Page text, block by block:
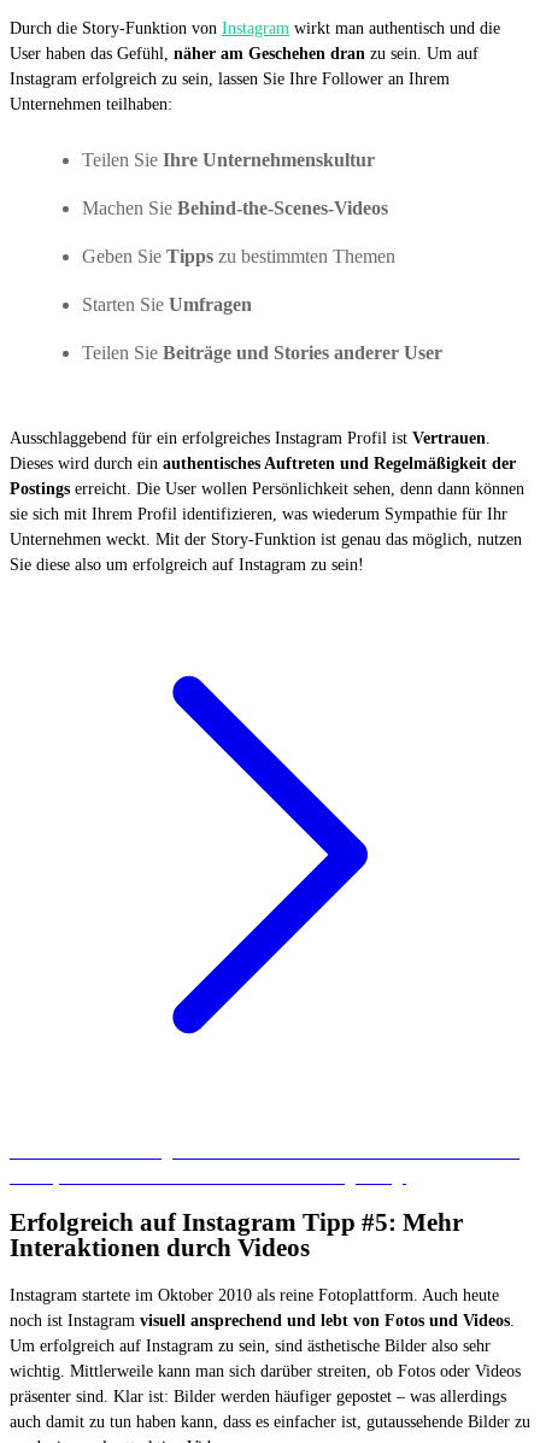
Durch die Story-Funktion von Instagram wirkt man authentisch und die
User haben das Gefühl, näher am Geschehen dran zu sein. Um auf
Instagram erfolgreich zu sein, lassen Sie Ihre Follower an Ihrem
Unternehmen teilhaben:
Teilen Sie Ihre Unternehmenskultur
Machen Sie Behind-the-Scenes-Videos
Geben Sie Tipps zu bestimmten Themen
Starten Sie Umfragen
Teilen Sie Beiträge und Stories anderer User
Ausschlaggebend für ein erfolgreiches Instagram Profil ist Vertrauen
Dieses wird durch ein authentisches Auftreten und Regelmäßigkeit der
Postings erreicht. Die User wollen Persönlichkeit sehen, denn dann können
sie sich mit Ihrem Profil identifizieren, was wiederum Sympathie für Ihr
Unternehmen weckt. Mit der Story-Funktion ist genau das möglich, nutzen
Sie diese also um erfolgreich auf Instagram zu sein!
Erfolgreich auf Instagram Tipp #5: Mehr
Interaktionen durch Videos
Instagram startete im Oktober 2010 als reine Fotoplattform. Auch heute
noch ist Instagram visuell ansprechend und lebt von Fotos und Videos
Um erfolgreich auf Instagram zu sein, sind ästhetische Bilder also sehr
wichtig. Mittlerweile kann man sich darüber streiten, ob Fotos oder Videos
präsenter sind. Klar ist: Bilder werden häufiger gepostet – was allerdings
auch damit zu tun haben kann, dass es einfacher ist, gutaussehende Bilder zu